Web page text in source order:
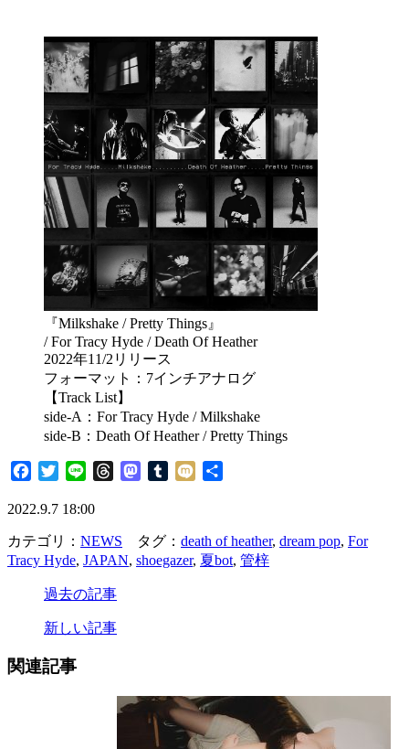
『Milkshake / Pretty Things』
/ For Tracy Hyde / Death Of Heather
2022年11/2リリース
フォーマット：7インチアナログ
【Track List】
side-A：For Tracy Hyde / Milkshake
side-B：Death Of Heather / Pretty Things
FacebookTwitterLine ThreadsMastodonTumblrMixi
2022.9.7 18:00
カテゴリ： NEWS タグ： death of heather, dream pop, For
Tracy Hyde, JAPAN, shoegazer, 夏bot, 管梓
過去の記事
新しい記事
関連記事